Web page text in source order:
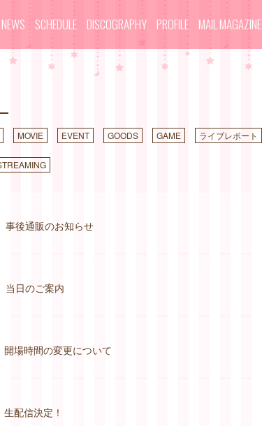
NEWS SCHEDULE DISCOGRAPHY PROFILE MAIL MAGAZINE
MOVIE EVENT GOODS GAME ライブレポート
事後通販のお知らせ
当日のご案内
開場時間の変更について
生配信決定！